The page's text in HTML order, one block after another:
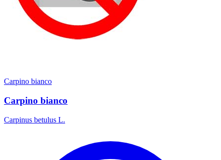
Carpino bianco
Carpino bianco
Carpinus betulus L.